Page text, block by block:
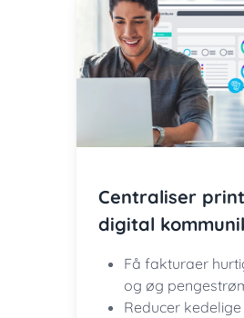
Centraliser
digital
Få fakturaer
og øg
Reducer